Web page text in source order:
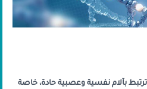
بآلام نفسية وعصبية حادة، خاصة